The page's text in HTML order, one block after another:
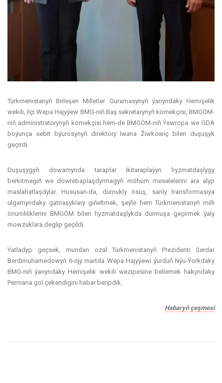
Türkmenistanyň Birleşen Milletler Guramasynyň ýanyndaky Hemişelik
wekili, ilçi Wepa Hajyýew BMG-niň Baş sekretarynyň kömekçisi, BMGÖM-
niň administratorynyň kömekçisi hem-de BMGÖM-niň Ýewropa we GDA
boýunça sebit býurosynyň direktory Iwana Žiwkowiç bilen duşuşyk
geçirdi.
Duşuşygyň dowamynda taraplar ikitaraplaýyn hyzmatdaşlygy
berkitmegiň we döwrebaplaşdyrmagyň möhüm meselelerini ara alyp
maslahatlaşdylar. Hususan-da, durnukly ösüş, sanly transformasiýa
ulgamyndaky gatnaşyklary giňeltmek, şeýle hem Türkmenistanyň milli
önümliliklerini BMGÖM bilen hyzmatdaşlykda durmuşa geçirmek ýaly
mowzuklara deglip geçildi.
Ýatladyp geçsek, mundan ozal Türkmenistanyň Prezidenti Serdar
Berdimuhamedowyň 6-njy martda Wepa Hajyýewi ýurduň Nýu-Ýorkdaky
BMG-niň ýanyndaky Hemişelik wekili wezipesine bellemek hakyndaky
Permana gol çekendigini habar beripdik.
Habaryň çeşmesi